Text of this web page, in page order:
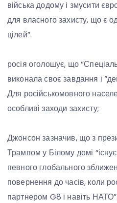
війська додому і змусити
для власного захисту, що є
цілей”.
росія оголошує, що
виконала своє завдання і
Для російськомовного
особливі заходи захисту;
Джонсон зазначив, що з
Трампом у Білому домі
певного глобального
повернення до часів, коли
партнером G8 і навіть НАТО”.